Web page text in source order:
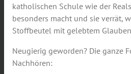
katholischen Schule wie der
besonders macht und sie verrät,
Stoffbeutel mit gelebtem
Neugierig geworden? Die ganze
Nachhören: